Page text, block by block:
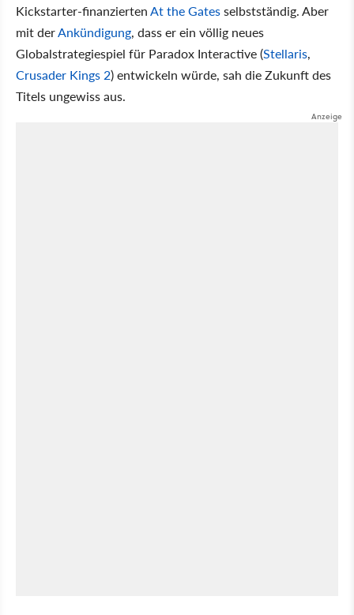
Kickstarter-finanziertenAt the Gatesselbstständig. Aber
mit derAnkündigung, dass er ein völlig neues
Globalstrategiespiel für Paradox Interactive (Stellaris,
Crusader Kings 2) entwickeln würde, sah die Zukunft des
Titels ungewiss aus.